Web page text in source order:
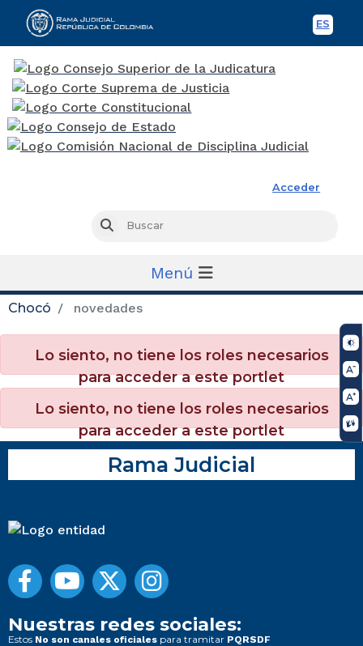
ES
Acceder
Buscar
Menú
Chocó novedades
Lo siento, no tiene los roles necesarios
para acceder a este portlet
Lo siento, no tiene los roles necesarios
para acceder a este portlet
Rama Judicial
Nuestras redes sociales:
Estos No son canales oficiales para tramitar PQRSDF